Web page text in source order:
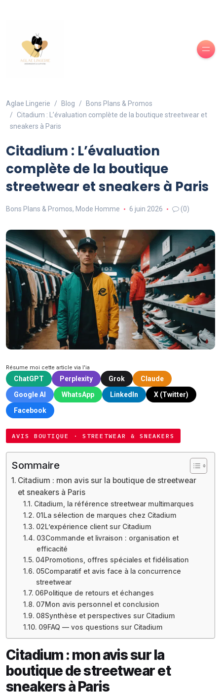
Aglae Lingerie Blog
Bons Plans & Promos
Citadium : L’évaluation complète de la boutique streetwear et
sneakers à Paris
Citadium : L’évaluation
complète de la boutique
streetwear et sneakers à Paris
Bons Plans & Promos, Mode Homme 6 juin 2026 (0)
Résume moi cette article via l'ia
ChatGPT Perplexity Grok
Claude
Google AI
WhatsApp LinkedIn
X (Twitter)
Facebook
AVIS BOUTIQUE · STREETWEAR & SNEAKERS
Sommaire
Citadium : mon avis sur la boutique de streetwear
et sneakers à Paris
Citadium, la référence streetwear multimarques
01La sélection de marques chez Citadium
02L’expérience client sur Citadium
03Commande et livraison : organisation et
efficacité
04Promotions, offres spéciales et fidélisation
05Comparatif et avis face à la concurrence
streetwear
06Politique de retours et échanges
07Mon avis personnel et conclusion
08Synthèse et perspectives sur Citadium
09FAQ — vos questions sur Citadium
Citadium : mon avis sur la
boutique de streetwear et
sneakers à Paris